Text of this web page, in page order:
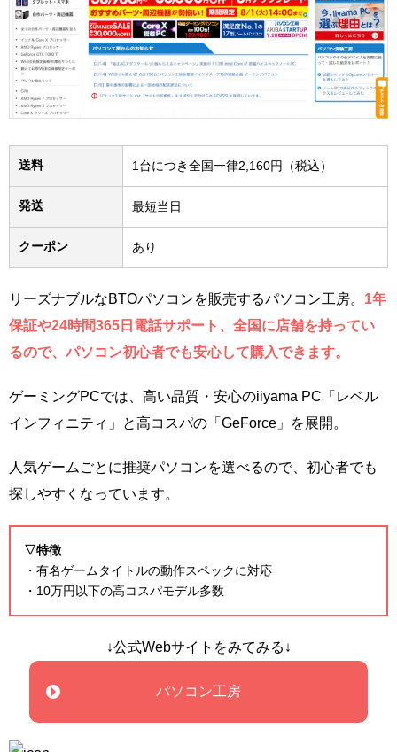
送料 1台につき全国一律2,160円（税込）
発送 最短当日
クーポン あり
リーズナブルなBTOパソコンを販売するパソコン工房。 1年
保証や24時間365日電話サポート、全国に店舗を持ってい
るので、パソコン初心者でも安心して購入できます。
ゲーミングPCでは、高い品質・安心のiiyama PC「レベル
インフィニティ」と高コスパの「GeForce」を展開。
人気ゲームごとに推奨パソコンを選べるので、初心者でも
探しやすくなっています。
▽特徴
・有名ゲームタイトルの動作スペックに対応
・10万円以下の高コスパモデル多数
↓公式Webサイトをみてみる↓
パソコン工房